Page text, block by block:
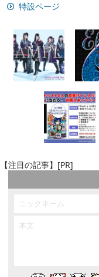
特設ページ
【注目の記事】[PR]